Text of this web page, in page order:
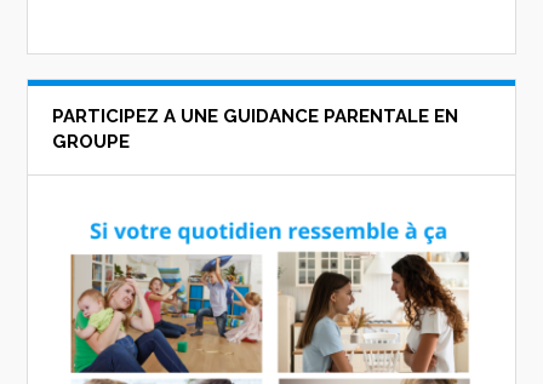
PARTICIPEZ A UNE GUIDANCE PARENTALE EN
GROUPE